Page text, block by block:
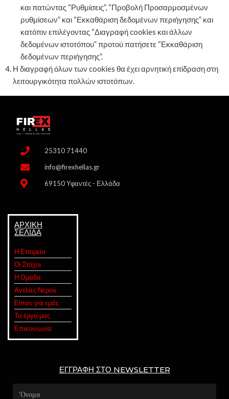
και πατώντας “Ρυθμίσεις”, “Προβολή Προσαρμοσμένων
ρυθμίσεων” και “Εκκαθάριση δεδομένων περιήγησης” και
κατόπιν επιλέγοντας “Διαγραφή cookies και άλλων
δεδομένων ιστοτόπου” προτού πατήσετε “Εκκαθάριση
δεδομένων περιήγησης”.
Η διαγραφή όλων των cookies θα έχει αρνητική επίδραση στη
λειτουργικότητα πολλών ιστοτόπων.
25310 71440
info@firexhellas.gr
69150 Υφαντές - Ελλάδα
ΑΡΧΙΚΗ
ΣΕΛΙΔΑ
Η Εταιρεία
Οι Στόχοι
Η Ομάδα
Αντλίες Νερού
Είπαν για εμάς
Τα έργα μας
Επικοινωνία
ΕΓΓΡΑΦΉ ΣΤΟ NEWSLETTER